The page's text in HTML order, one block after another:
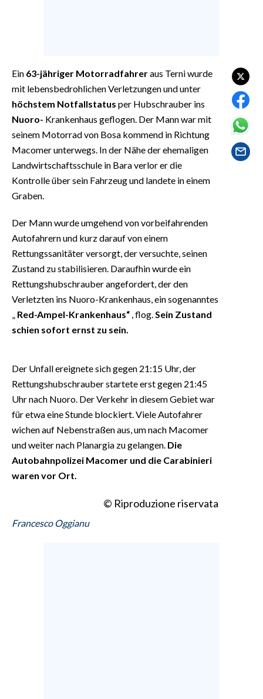
ABBONATI
ANNUNCI
NECROLOGI
SPIAGGE
STORE
Ein 63-jähriger Motorradfahreraus Terni wurde
mit lebensbedrohlichen Verletzungen und unter
höchstem Notfallstatus per Hubschrauber ins
Nuoro- Krankenhaus geflogen. Der Mann war mit
seinem Motorrad von Bosa kommend in Richtung
Macomer unterwegs. In der Nähe der ehemaligen
Landwirtschaftsschule in Bara verlor er die
Kontrolle über sein Fahrzeug und landete in einem
Graben.
Der Mann wurde umgehend von vorbeifahrenden
Autofahrern und kurz darauf von einem
Rettungssanitäter versorgt, der versuchte, seinen
Zustand zu stabilisieren. Daraufhin wurde ein
Rettungshubschrauber angefordert, der den
Verletzten ins Nuoro-Krankenhaus, ein sogenanntes
Red-Ampel-Krankenhaus“ , flog. Sein Zustand
schien sofort ernst zu sein.
Der Unfall ereignete sich gegen 21:15 Uhr, der
Rettungshubschrauber startete erst gegen 21:45
Uhr nach Nuoro. Der Verkehr in diesem Gebiet war
für etwa eine Stunde blockiert. Viele Autofahrer
wichen auf Nebenstraßen aus, um nach Macomer
und weiter nach Planargia zu gelangen. Die
Autobahnpolizei Macomer und die Carabinieri
waren vor Ort.
© Riproduzione riservata
Francesco Oggianu